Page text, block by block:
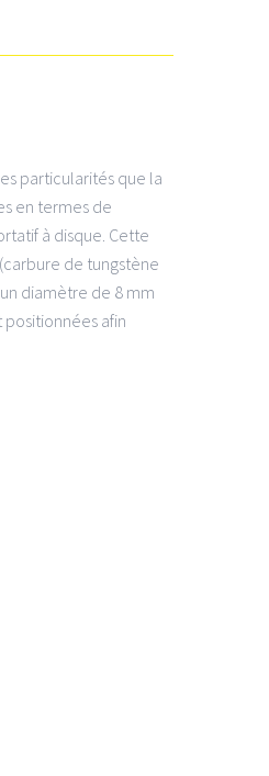
particularités que la
en termes de
à disque. Cette
de tungstène
diamètre de 8 mm
afin